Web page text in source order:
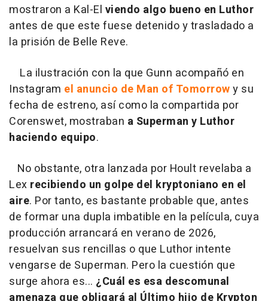
mostraron a Kal-El viendo algo bueno en Luthor
antes de que este fuese detenido y trasladado a
la prisión de Belle Reve.
La ilustración con la que Gunn acompañó en
Instagram el anuncio de Man of Tomorrowy su
fecha de estreno, así como la compartida por
Corenswet, mostraban a Superman y Luthor
haciendo equipo.
No obstante, otra lanzada por Hoult revelaba a
Lex recibiendo un golpe del kryptoniano en el
aire. Por tanto, es bastante probable que, antes
de formar una dupla imbatible en la película, cuya
producción arrancará en verano de 2026,
resuelvan sus rencillas o que Luthor intente
vengarse de Superman. Pero la cuestión que
surge ahora es... ¿Cuál es esa descomunal
amenaza que obligará al Último hijo de Krypton